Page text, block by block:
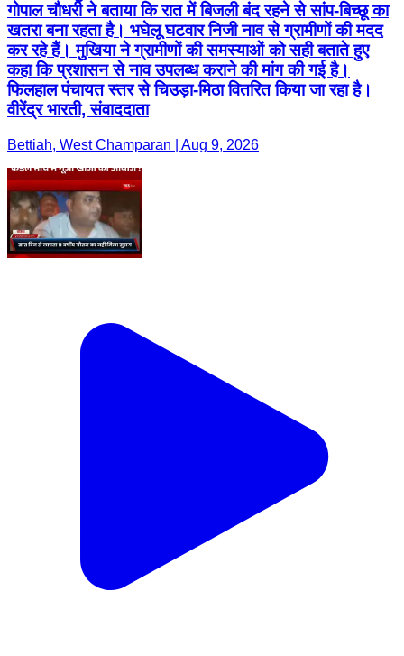
गोपाल चौधरी ने बताया कि रात में बिजली बंद रहने से सांप-बिच्छू का
खतरा बना रहता है। भघेलू घटवार निजी नाव से ग्रामीणों की मदद
कर रहे हैं। मुखिया ने ग्रामीणों की समस्याओं को सही बताते हुए
कहा कि प्रशासन से नाव उपलब्ध कराने की मांग की गई है।
फिलहाल पंचायत स्तर से चिउड़ा-मिठा वितरित किया जा रहा है।
वीरेंद्र भारती, संवाददाता
Bettiah, West Champaran | Aug 9, 2026